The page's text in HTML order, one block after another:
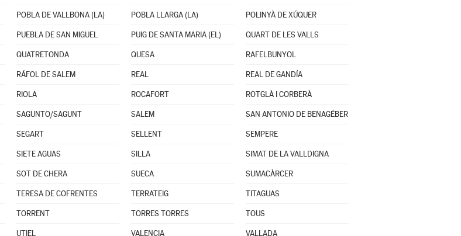
POBLA DE VALLBONA (LA) POBLA LLARGA (LA) POLINYÀ DE XÚQUER
PUEBLA DE SAN MIGUEL PUIG DE SANTA MARIA (EL) QUART DE LES VALLS
QUATRETONDA QUESA RAFELBUNYOL
RÁFOL DE SALEM REAL REAL DE GANDÍA
RIOLA ROCAFORT ROTGLÀ I CORBERÀ
SAGUNTO/SAGUNT SALEM SAN ANTONIO DE BENAGÉBER
SEGART SELLENT SEMPERE
SIETE AGUAS SILLA SIMAT DE LA VALLDIGNA
SOT DE CHERA SUECA SUMACÀRCER
TERESA DE COFRENTES TERRATEIG TITAGUAS
TORRENT TORRES TORRES TOUS
UTIEL VALENCIA VALLADA